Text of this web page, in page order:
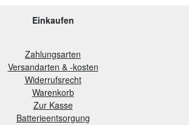
Einkaufen
Zahlungsarten
Versandarten & -kosten
Widerrufsrecht
Warenkorb
Zur Kasse
Batterieentsorgung